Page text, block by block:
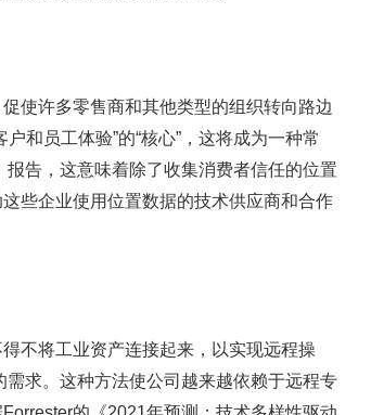
使许多零售商和其他类型的组织转向路边
和员工体验”的“核心”，这将成为一种常
告，这意味着除了收集消费者信任的位置
些企业使用位置数据的技术供应商和合作
不将工业资产连接起来，以实现远程操
求。这种方法使公司越来越依赖于远程专